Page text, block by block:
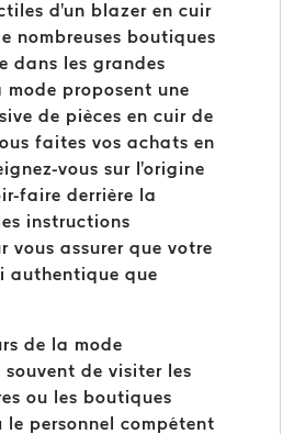
d'un blazer en cuir
nombreuses boutiques
dans les grandes
mode proposent une
de pièces en cuir de
faites vos achats en
vous sur l'origine
faire derrière la
instructions
vous assurer que votre
authentique que
de la mode
souvent de visiter les
ou les boutiques
le personnel compétent